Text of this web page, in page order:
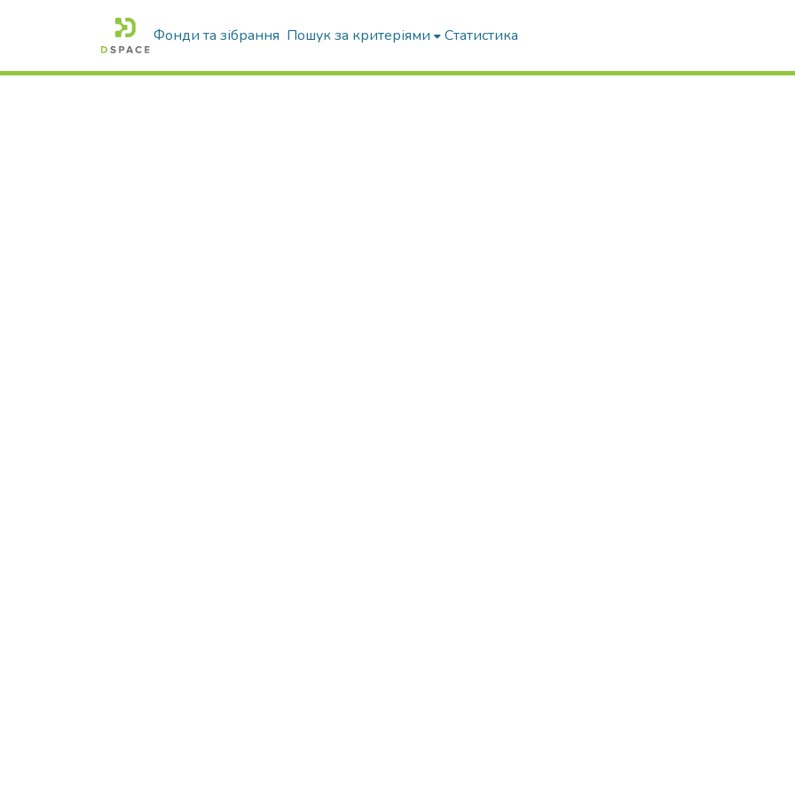
Фонди та зібрання Пошук за критеріями Статистика